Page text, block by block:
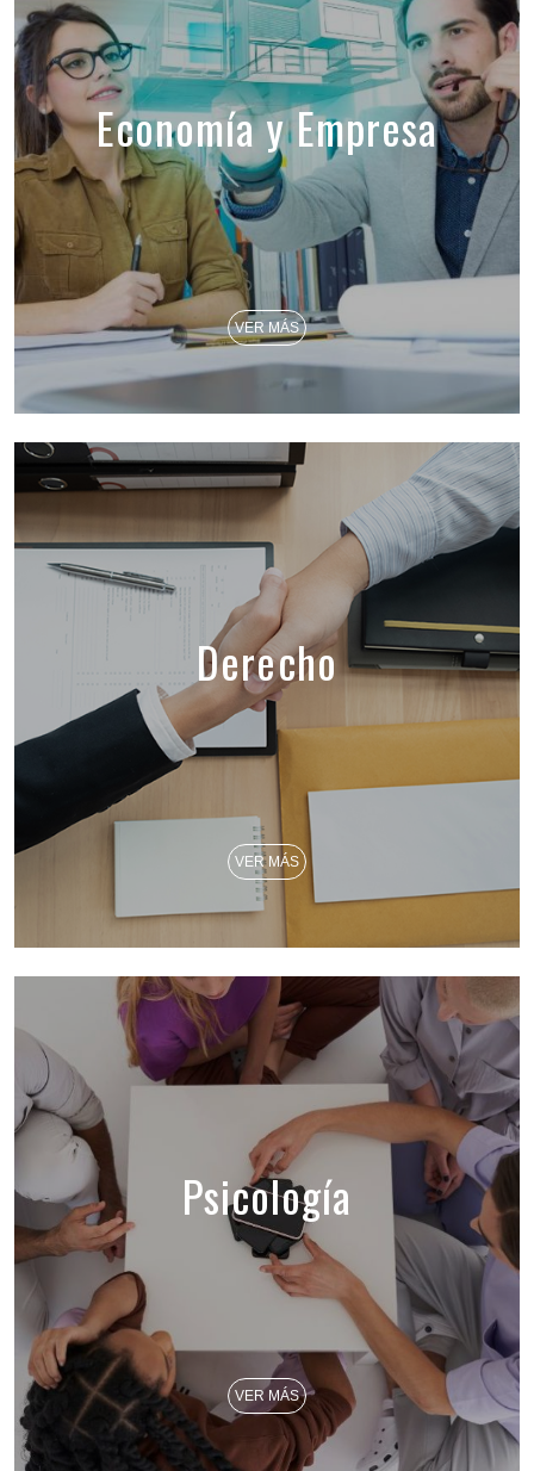
Economía y Empresa
VER MÁS
Derecho
VER MÁS
Psicología
VER MÁS